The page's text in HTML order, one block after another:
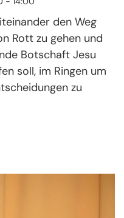
den Weg
Rott zu gehen und
Botschaft Jesu
soll, im Ringen um
zu